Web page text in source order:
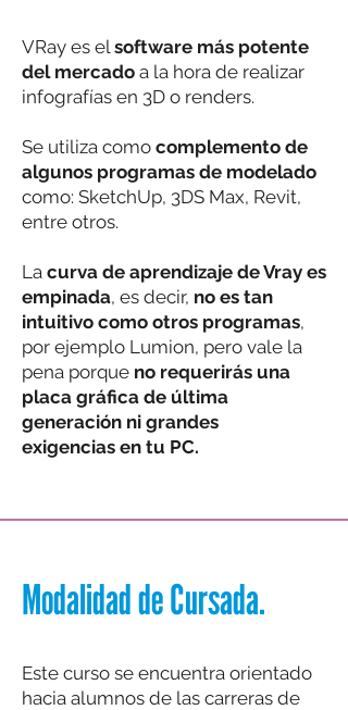
VRay es elsoftware más potente
del mercado a la hora de realizar
infografías en 3D o renders.
Se utiliza como complemento de
algunos programas de modelado
como: SketchUp, 3DS Max, Revit,
entre otros.
La curva de aprendizaje de Vray es
empinada, es decir, no es tan
intuitivo como otros programas,
por ejemplo Lumion, pero vale la
pena porque no requerirás una
placa gráfica de última
generación ni grandes
exigencias en tu PC.
Modalidad de Cursada.
Este curso se encuentra orientado
hacia alumnos de las carreras de